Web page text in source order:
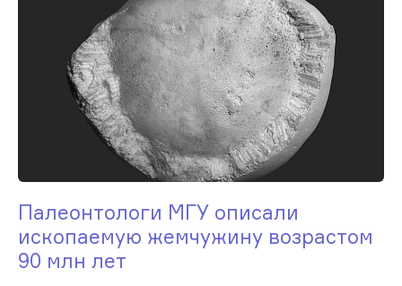
Палеонтологи МГУ описали
ископаемую жемчужину возрастом
90 млн лет